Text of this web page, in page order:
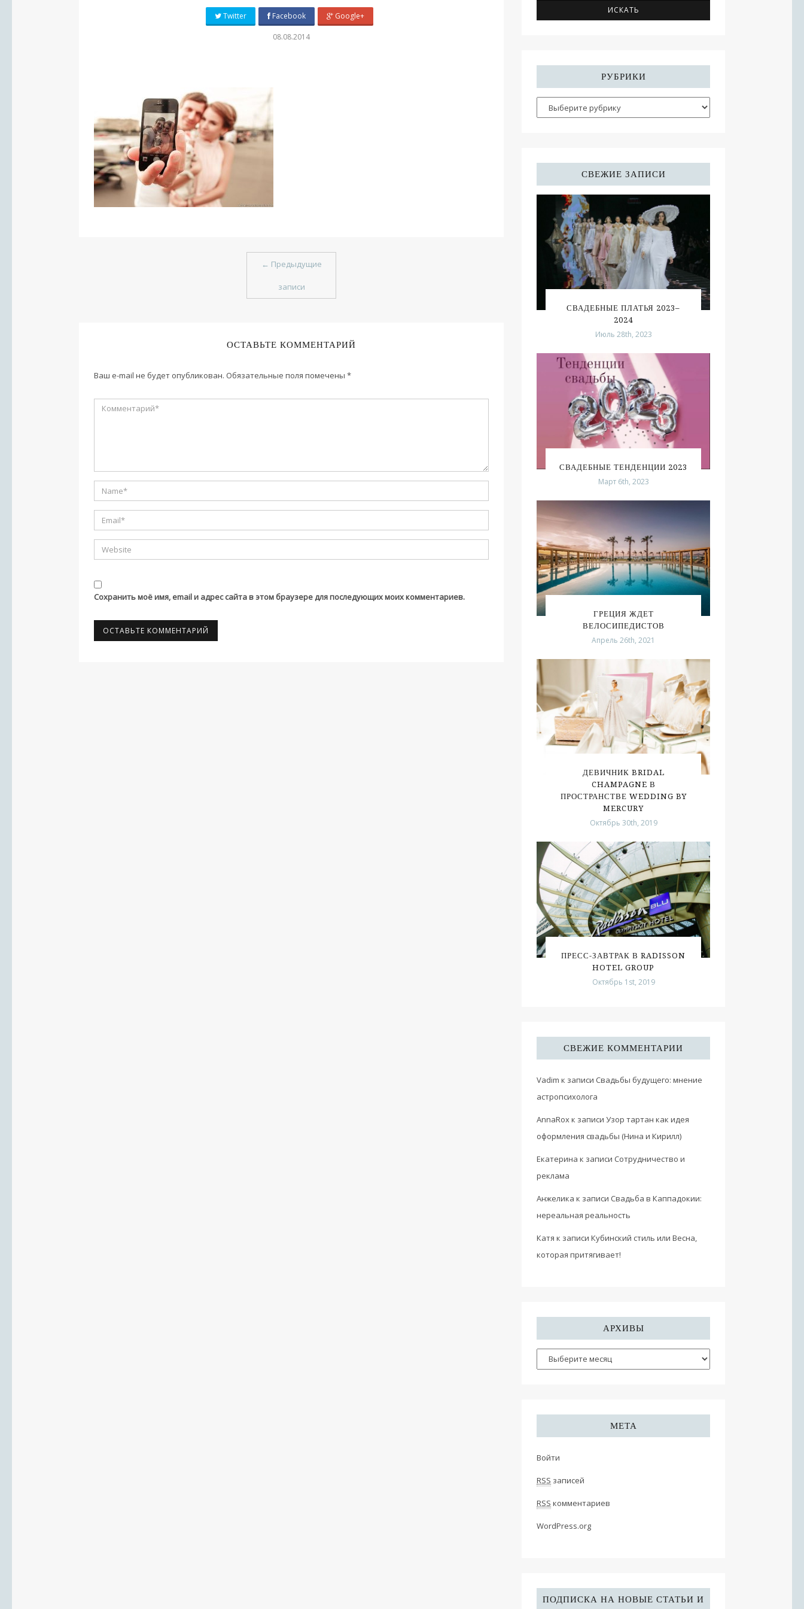
Twitter Facebook Google+
08.08.2014
← Предыдущие
записи
ОСТАВЬТЕ КОММЕНТАРИЙ
Ваш e-mail не будет опубликован. Обязательные поля помечены *
Сохранить моё имя, email и адрес сайта в этом браузере для последующих моих комментариев.
РУБРИКИ
СВЕЖИЕ ЗАПИСИ
СВАДЕБНЫЕ ПЛАТЬЯ 2023–
2024
Июль 28th, 2023
СВАДЕБНЫЕ ТЕНДЕНЦИИ 2023
Март 6th, 2023
ГРЕЦИЯ ЖДЕТ
ВЕЛОСИПЕДИСТОВ
Апрель 26th, 2021
ДЕВИЧНИК BRIDAL
CHAMPAGNE В
ПРОСТРАНСТВЕ WEDDING BY
MERCURY
Октябрь 30th, 2019
ПРЕСС-ЗАВТРАК В RADISSON
HOTEL GROUP
Октябрь 1st, 2019
СВЕЖИЕ КОММЕНТАРИИ
Vadim к записи Свадьбы будущего: мнение
астропсихолога
AnnaRoxк записи Узор тартан как идея
оформления свадьбы (Нина и Кирилл)
Екатерина к записи Сотрудничество и
реклама
Анжелика к записи Свадьба в Каппадокии:
нереальная реальность
Катя к записи Кубинский стиль или Весна,
которая притягивает!
АРХИВЫ
МЕТА
Войти
RSS записей
RSS комментариев
WordPress.org
ПОДПИСКА НА НОВЫЕ СТАТЬИ И